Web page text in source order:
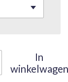
In
winkelwagen